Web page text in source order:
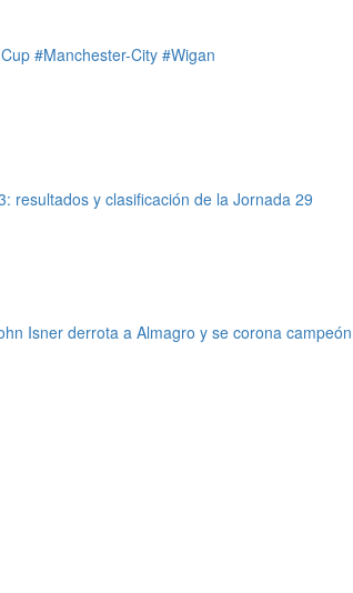
#Manchester-City #Wigan
resultados y clasificación de la Jornada 29
Isner derrota a Almagro y se corona campeón